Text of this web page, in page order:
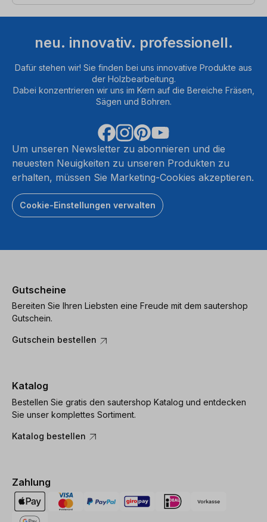
neu. innovativ. professionell.
Dafür stehen wir! Sie finden bei uns innovative Produkte aus
der Holzbearbeitung.
Dabei konzentrieren wir uns im Kern auf die Bereiche Fräsen,
Sägen und Bohren.
Um unseren Newsletter zu abonnieren und die
neuesten Neuigkeiten zu unseren Produkten zu
erhalten, müssen Sie Marketing-Cookies akzeptieren.
Cookie-Einstellungen verwalten
Gutscheine
Bereiten Sie Ihren Liebsten eine Freude mit dem sautershop
Gutschein.
Gutschein bestellen
Katalog
Bestellen Sie gratis den sautershop Katalog und entdecken
Sie unser komplettes Sortiment.
Katalog bestellen
Zahlung